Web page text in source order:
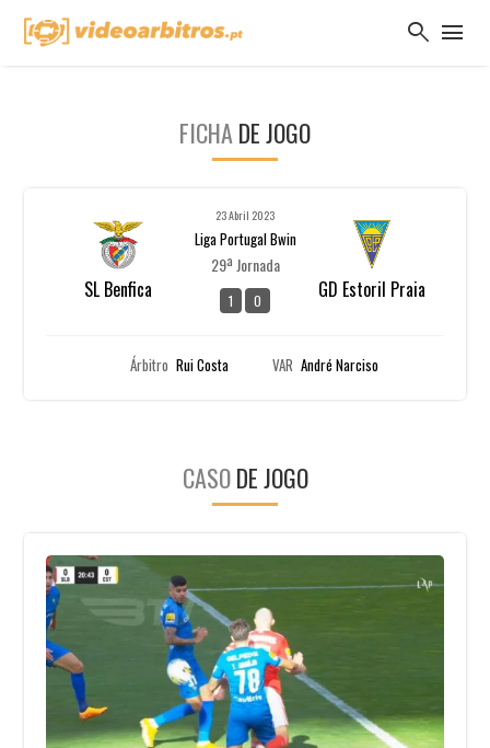
search menu
FICHA DE JOGO
SL Benfica
23 Abril 2023
Liga Portugal Bwin
29ª Jornada
1 0 GD Estoril Praia
Árbitro Rui Costa VAR André Narciso
CASODE JOGO